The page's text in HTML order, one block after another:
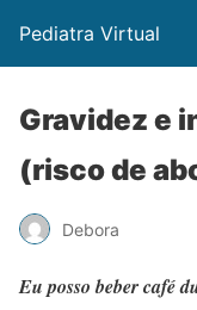
Pediatra Virtual
Gravidez e
(risco de
Debora
Eu posso beber café